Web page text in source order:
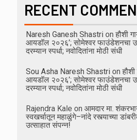
RECENT
Naresh Ganesh Shastri on हौशी
आयडॉल २०२६’; सोमेश्वर फाउंडेशनचा
दरम्यान स्पर्धा; नवोदितांना मोठी संधी
Sou Asha Naresh Shastri on
आयडॉल २०२६’; सोमेश्वर फाउंडेशनचा
दरम्यान स्पर्धा; नवोदितांना मोठी संधी
Rajendra Kale on आमदार मा.
स्वखर्चातून महाळुंगे–नांदे रस्त्याच्या
उत्साहात संपन्न!